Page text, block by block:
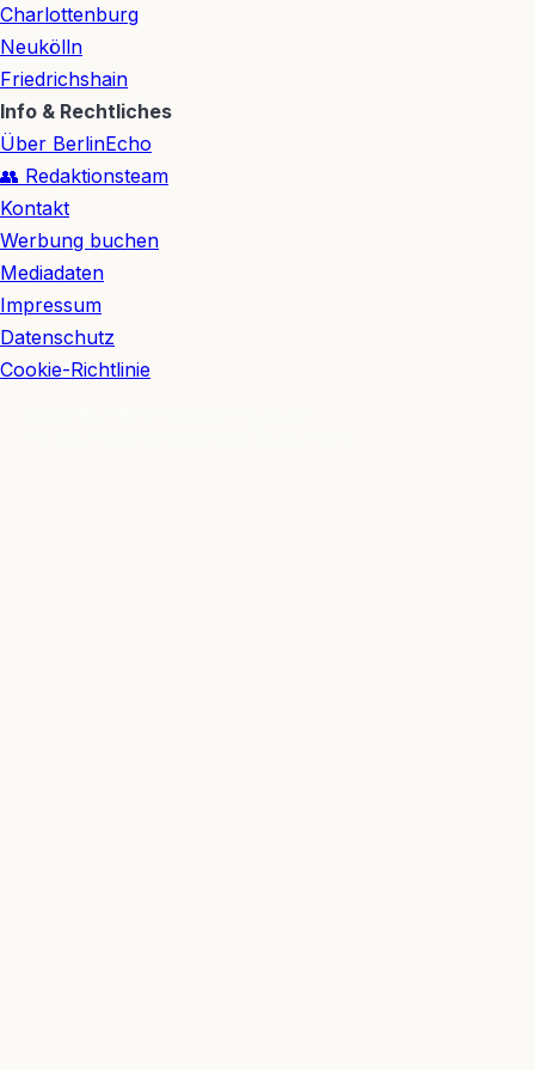
Charlottenburg
Neukölln
Friedrichshain
Info & Rechtliches
Über BerlinEcho
👥 Redaktionsteam
Kontakt
Werbung buchen
Mediadaten
Impressum
Datenschutz
Cookie-Richtlinie